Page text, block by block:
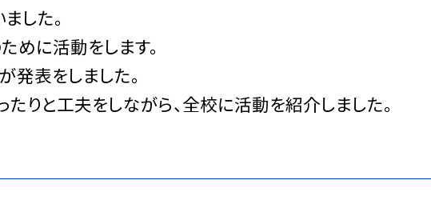
した。
めに活動をします。
表をしました。
りと工夫をしながら、全校に活動を紹介しました。